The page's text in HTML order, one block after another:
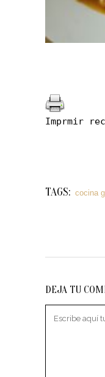
Imprmir
TAGS: cocina
DEJA TU